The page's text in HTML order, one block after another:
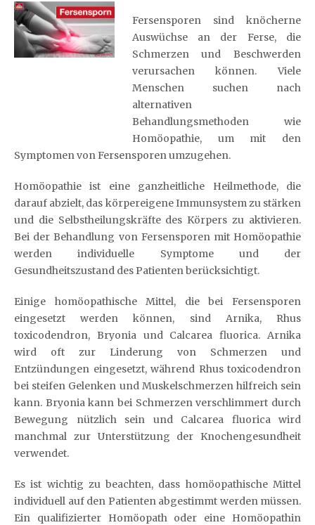
Fersensporen sind knöcherne
Auswüchse an der Ferse, die
Schmerzen und Beschwerden
verursachen können. Viele
Menschen suchen nach
alternativen
Behandlungsmethoden wie
Homöopathie, um mit den
Symptomen von Fersensporen umzugehen.
Homöopathie ist eine ganzheitliche Heilmethode, die
darauf abzielt, das körpereigene Immunsystem zu stärken
und die Selbstheilungskräfte des Körpers zu aktivieren.
Bei der Behandlung von Fersensporen mit Homöopathie
werden individuelle Symptome und der
Gesundheitszustand des Patienten berücksichtigt.
Einige homöopathische Mittel, die bei Fersensporen
eingesetzt werden können, sind Arnika, Rhus
toxicodendron, Bryonia und Calcarea fluorica. Arnika
wird oft zur Linderung von Schmerzen und
Entzündungen eingesetzt, während Rhus toxicodendron
bei steifen Gelenken und Muskelschmerzen hilfreich sein
kann. Bryonia kann bei Schmerzen verschlimmert durch
Bewegung nützlich sein und Calcarea fluorica wird
manchmal zur Unterstützung der Knochengesundheit
verwendet.
Es ist wichtig zu beachten, dass homöopathische Mittel
individuell auf den Patienten abgestimmt werden müssen.
Ein qualifizierter Homöopath oder eine Homöopathin